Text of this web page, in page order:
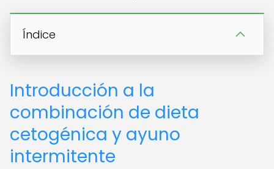
Índice
Introducción a la
combinación de dieta
cetogénica y ayuno
intermitente